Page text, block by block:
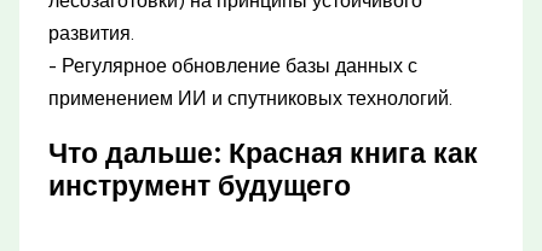
развития.
- Регулярное обновление базы данных с
применением ИИ и спутниковых технологий.
Что дальше: Красная книга как
инструмент будущего